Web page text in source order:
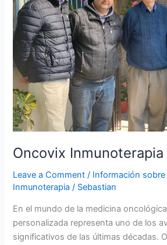
Oncovix Inmunoterapia
Leave a Comment / Información sobre
Inmunoterapia / Sebastian
En el mundo de la medicina
personalizada representa uno de los
significativos de las últimas décadas.